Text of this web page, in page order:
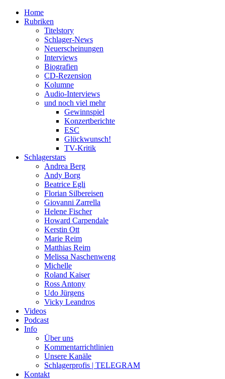
Home
Rubriken
Titelstory
Schlager-News
Neuerscheinungen
Interviews
Biografien
CD-Rezension
Kolumne
Audio-Interviews
und noch viel mehr
Gewinnspiel
Konzertberichte
ESC
Glückwunsch!
TV-Kritik
Schlagerstars
Andrea Berg
Andy Borg
Beatrice Egli
Florian Silbereisen
Giovanni Zarrella
Helene Fischer
Howard Carpendale
Kerstin Ott
Marie Reim
Matthias Reim
Melissa Naschenweng
Michelle
Roland Kaiser
Ross Antony
Udo Jürgens
Vicky Leandros
Videos
Podcast
Info
Über uns
Kommentarrichtlinien
Unsere Kanäle
Schlagerprofis | TELEGRAM
Kontakt